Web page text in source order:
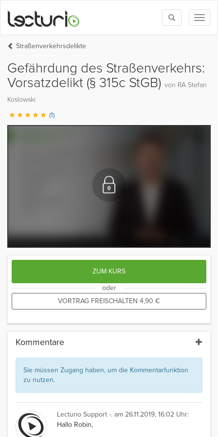
Toggle
search
Straßenverkehrsdelikte
Gefährdung des Straßenverkehrs:
Vorsatzdelikt (§ 315c StGB) von RA Stefan
Koslowski
(1)
ZUM KURS
oder
VORTRAG FREISCHALTEN 4,90 €
Kommentare
Sie müssen Zugang haben, um die Kommentarfunktion
zu nutzen.
Lecturio Support -. am 26.11.2019, 16:02 Uhr:
Hallo Robin,